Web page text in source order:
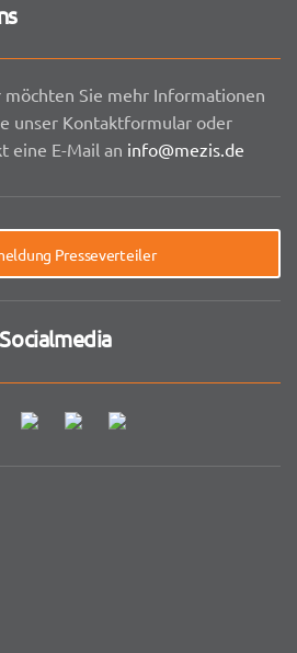
möchten Sie mehr Informationen
unser Kontaktformular oder
eine E-Mail an info@mezis.de
Presseverteiler